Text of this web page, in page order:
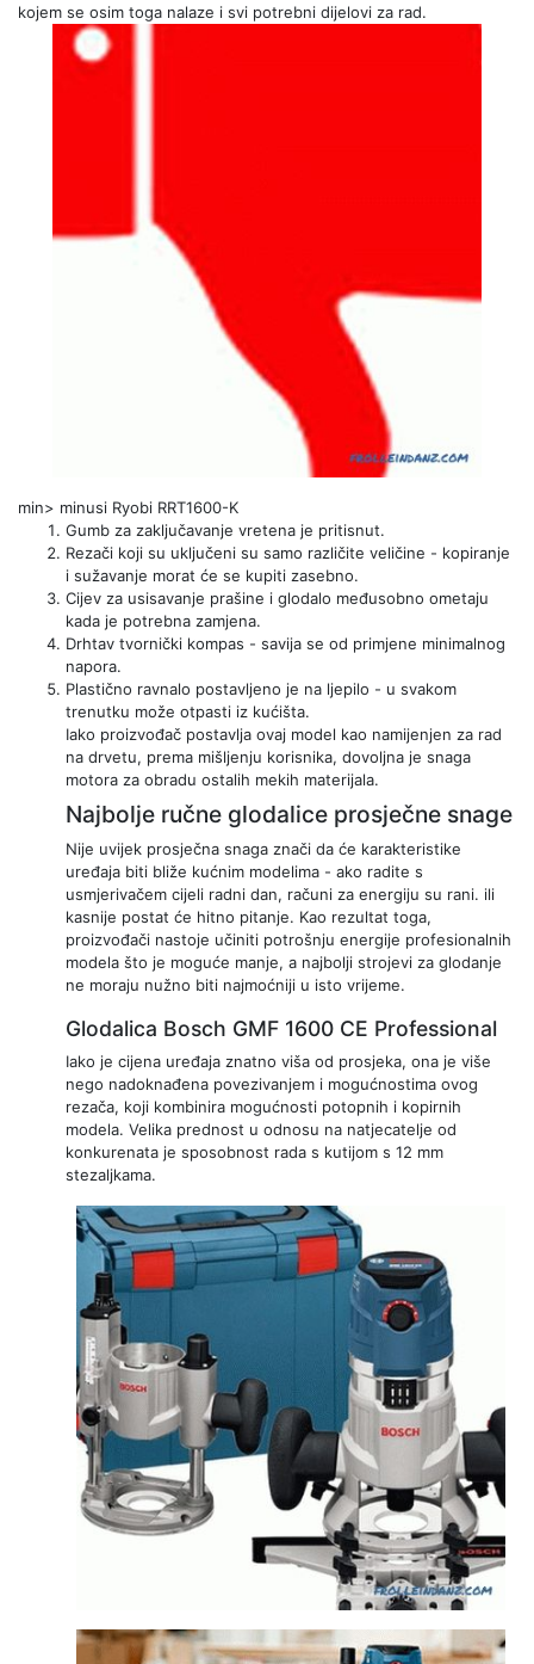
kojem se osim toga nalaze i svi potrebni dijelovi za rad.
min> minusi Ryobi RRT1600-K
Gumb za zaključavanje vretena je pritisnut.
Rezači koji su uključeni su samo različite veličine - kopiranje
i sužavanje morat će se kupiti zasebno.
Cijev za usisavanje prašine i glodalo međusobno ometaju
kada je potrebna zamjena.
Drhtav tvornički kompas - savija se od primjene minimalnog
napora.
Plastično ravnalo postavljeno je na ljepilo - u svakom
trenutku može otpasti iz kućišta.
Iako proizvođač postavlja ovaj model kao namijenjen za rad
na drvetu, prema mišljenju korisnika, dovoljna je snaga
motora za obradu ostalih mekih materijala.
Najbolje ručne glodalice prosječne snage
Nije uvijek prosječna snaga znači da će karakteristike
uređaja biti bliže kućnim modelima - ako radite s
usmjerivačem cijeli radni dan, računi za energiju su rani. ili
kasnije postat će hitno pitanje. Kao rezultat toga,
proizvođači nastoje učiniti potrošnju energije profesionalnih
modela što je moguće manje, a najbolji strojevi za glodanje
ne moraju nužno biti najmoćniji u isto vrijeme.
Glodalica Bosch GMF 1600 CE Professional
Iako je cijena uređaja znatno viša od prosjeka, ona je više
nego nadoknađena povezivanjem i mogućnostima ovog
rezača, koji kombinira mogućnosti potopnih i kopirnih
modela. Velika prednost u odnosu na natjecatelje od
konkurenata je sposobnost rada s kutijom s 12 mm
stezaljkama.